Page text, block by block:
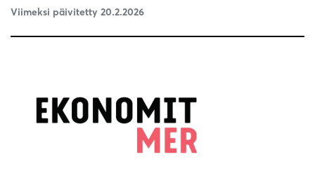
Viimeksi päivitetty 20.2.2026